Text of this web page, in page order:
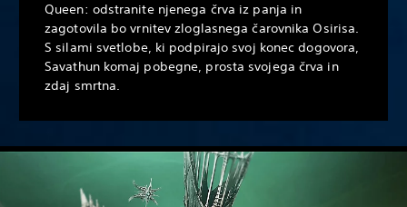
Queen: odstranite njenega črva iz panja in
zagotovila bo vrnitev zloglasnega čarovnika Osirisa.
S silami svetlobe, ki podpirajo svoj konec dogovora,
Savathun komaj pobegne, prosta svojega črva in
zdaj smrtna.